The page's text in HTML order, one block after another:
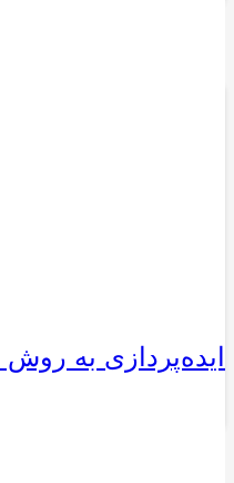
ایده‌پردازی به